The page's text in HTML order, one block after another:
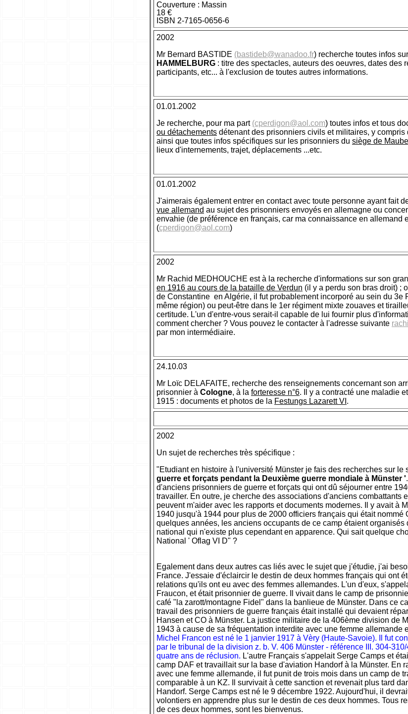
Couverture : Massin
18 €
ISBN 2-7165-0656-6
2002
Mr Bernard BASTIDE (bastideb@wanadoo.fr) recherche toutes infos
HAMMELBURG : titre des spectacles, auteurs des oeuvres, dates des
participants, etc... à l'exclusion de toutes autres informations.
01.01.2002
Je recherche, pour ma part (cperdigon@aol.com) toutes infos et tous
ou détachements détenant des prisonniers civils et militaires, y compris
ainsi que toutes infos spécifiques sur les prisonniers du siège de
lieux d'internements, trajet, déplacements ...etc.
01.01.2002
J'aimerais également entrer en contact avec toute personne ayant fait
vue allemand au sujet des prisonniers envoyés en allemagne ou
envahie (de préférence en français, car ma connaissance en allemand
(cperdigon@aol.com)
2002
Mr Rachid MEDHOUCHE est à la recherche d'informations sur son
en 1916 au cours de la bataille de Verdun (il y a perdu son bras droit) ;
de Constantine en Algérie, il fut probablement incorporé au sein du 3e
même région) ou peut-être dans le 1er régiment mixte zouaves et
certitude. L'un d'entre-vous serait-il capable de lui fournir plus
comment chercher ? Vous pouvez le contacter à l'adresse suivante
par mon intermédiaire.
24.10.03
Mr Loïc DELAFAITE, recherche des renseignements concernant son
prisonnier à Cologne, à la forteresse n°6. Il y a contracté une maladie
1915 : documents et photos de la Festungs Lazarett VI .
2002
Un sujet de recherches très spécifique :
"Etudiant en histoire à l'université Münster je fais des recherches sur le
guerre et forçats pendant la Deuxième guerre mondiale à Münster '
d'anciens prisonniers de guerre et forçats qui ont dû séjourner entre
travailler. En outre, je cherche des associations d'anciens combattants
peuvent m'aider avec les rapports et documents modernes. Il y avait à
1940 jusqu'à 1944 pour plus de 2000 officiers français qui était nommé
quelques années, les anciens occupants de ce camp étaient organisés
national qui n'existe plus cependant en apparence. Qui sait quelque
National ' Oflag VI D" ?
Egalement dans deux autres cas liés avec le sujet que j'étudie, j'ai
France. J'essaie d'éclaircir le destin de deux hommes français qui ont
relations qu'ils ont eu avec des femmes allemandes. L'un d'eux,
Fraucon, et était prisonnier de guerre. Il vivait dans le camp de
café "la zarott/montagne Fidel" dans la banlieue de Münster. Dans ce
travail des prisonniers de guerre français était installé qui devaient
Hansen et CO à Münster. La justice militaire de la 406ème division de
1943 à cause de sa fréquentation interdite avec une femme allemande
Michel Francon est né le 1 janvier 1917 à Vèry (Haute-Savoie). Il fut
par le tribunal de la division z. b. V. 406 Münster - référence III. 304-
quatre ans de réclusion. L'autre Français s'appelait Serge Camps et
camp DAF et travaillait sur la base d'aviation Handorf à la Münster. En
avec une femme allemande, il fut punit de trois mois dans un camp de
comparable à un KZ. Il survivait à cette sanction et revenait plus tard
Handorf. Serge Camps est né le 9 décembre 1922. Aujourd'hui, il
volontiers en apprendre plus sur le destin de ces deux hommes. Tous
de ces deux hommes, sont les bienvenus.